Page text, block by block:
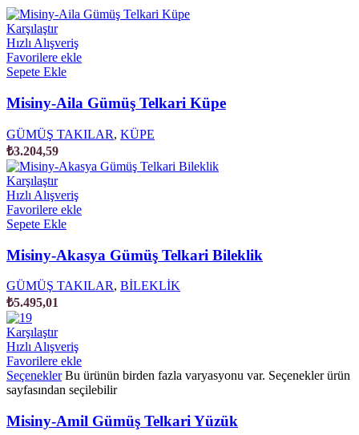
Karşılaştır
Hızlı Alışveriş
Favorilere ekle
Sepete Ekle
Misiny-Aila Gümüş Telkari Küpe
GÜMÜŞ TAKILAR, KÜPE
₺3.204,59
Karşılaştır
Hızlı Alışveriş
Favorilere ekle
Sepete Ekle
Misiny-Akasya Gümüş Telkari Bileklik
GÜMÜŞ TAKILAR, BİLEKLİK
₺5.495,01
Karşılaştır
Hızlı Alışveriş
Favorilere ekle
Seçenekler Bu ürünün birden fazla varyasyonu var. Seçenekler ürün
sayfasından seçilebilir
Misiny-Amil Gümüş Telkari Yüzük